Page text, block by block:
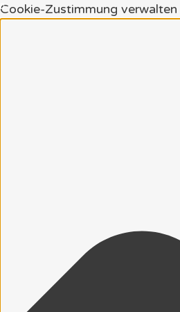
Cookie-Zustimmung verwalten